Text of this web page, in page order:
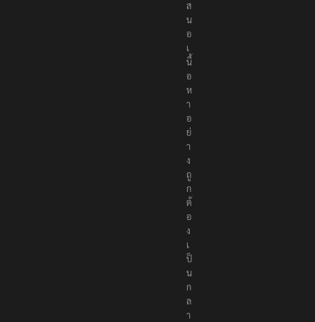
ส
น
อ
เ
นื้
อ
ห
า
อ
ย่
า
ง
ถู
ก
ต้
อ
ง
เ
ป็
น
ก
ล
า